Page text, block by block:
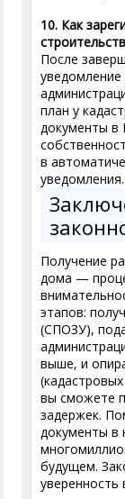
10. Как
После
план у
документы в
в
уведомления.
Получение
дома —
этапов:
(СПОЗУ),
выше, и
вы сможете
задержек.
документы в
будущем.
уверенность